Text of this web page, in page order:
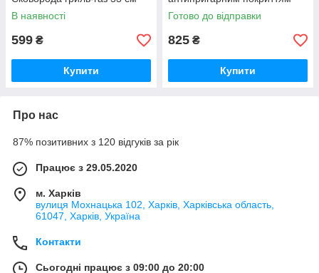
В наявності
599 ₴
Купити
Готово до відправки
825 ₴
Купити
Про нас
87% позитивних з 120 відгуків за рік
Працює з 29.05.2020
м. Харків
вулиця Мохнацька 102, Харків, Харківська область,
61047, Харків, Україна
Контакти
Сьогодні працює з 09:00 до 20:00